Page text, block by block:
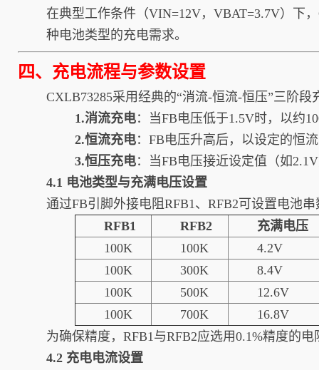
在典型工作条件（VIN=12V，VBAT=3.7V）下
种电池类型的充电需求。
四、充电流程与参数设置
CXLB73285采用经典的“消流-恒流-恒压”三阶段
1.消流充电：当FB电压低于1.5V时，以约
2.恒流充电：FB电压升高后，以设定的恒
3.恒压充电：当FB电压接近设定值（如
4.1 电池类型与充满电压设置
通过FB引脚外接电阻RFB1、RFB2可设置电池
RFB1
RFB2
充满电压
100K
100K
4.2V
100K
300K
8.4V
100K
500K
12.6V
100K
700K
16.8V
为确保精度，RFB1与RFB2应选用0.1%精度的电
4.2 充电电流设置